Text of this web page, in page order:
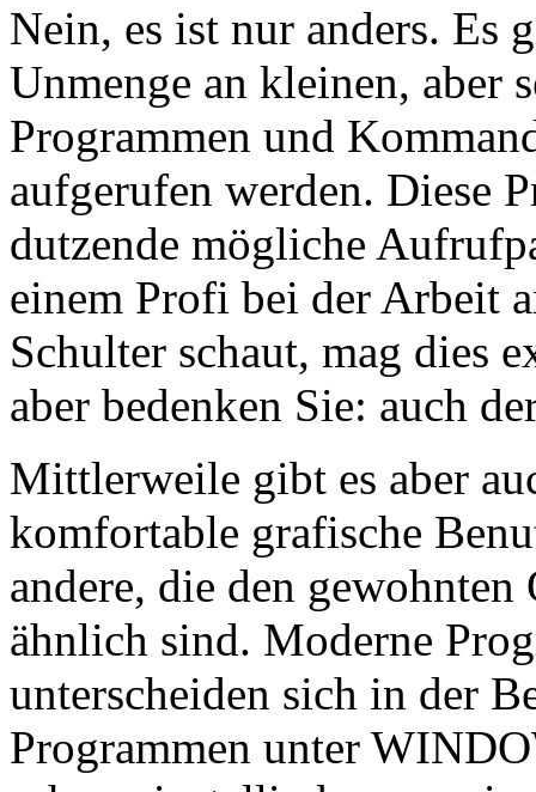
Nein, es ist nur anders.
Unmenge an kleinen, aber
Programmen und
aufgerufen werden. Diese
dutzende mögliche
einem Profi bei der Arbeit
Schulter schaut, mag dies
aber bedenken Sie: auch
Mittlerweile gibt es aber
komfortable grafische
andere, die den
ähnlich sind. Moderne
unterscheiden sich in der
Programmen unter